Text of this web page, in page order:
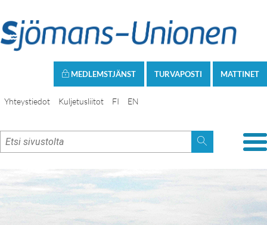
MATTINET
TURVAPOSTI
MEDLEMSTJÄNST
Yhteystiedot Kuljetusliitot FI EN